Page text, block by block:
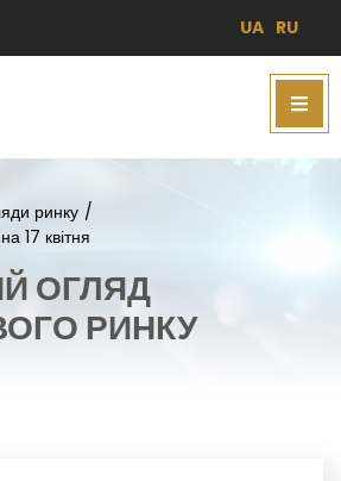
UA RU
ринку /
17 квітня
ОГЛЯД
РИНКУ